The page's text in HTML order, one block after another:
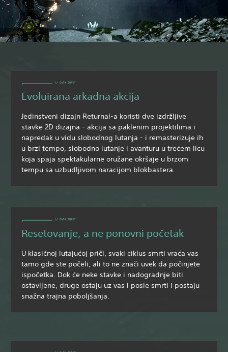
Evoluirana arkadna akcija
Jedinstveni dizajn Returnal-a koristi dve izdržljive
stavke 2D dizajna - akcija sa paklenim projektilima i
napredak u vidu slobodnog lutanja - i remasterizuje ih
u brzi tempo, slobodno lutanje i avanturu u trećem licu
koja spaja spektakularne oružane okršaje u brzom
tempu sa uzbudljivom naracijom blokbastera.
Resetovanje, a ne ponovni početak
U klasičnoj lutajućoj priči, svaki ciklus smrti vraća vas
tamo gde ste počeli, ali to ne znači uvek da počinjete
ispočetka. Dok će neke stavke i nadogradnje biti
ostavljene, druge ostaju uz vas i posle smrti i postaju
snažna trajna poboljšanja.